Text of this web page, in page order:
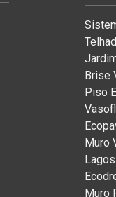
Brise
Piso
Muro
Muro